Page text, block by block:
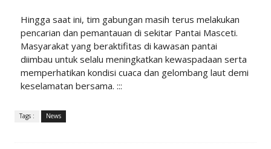
Hingga saat ini, tim gabungan masih terus melakukan
pencarian dan pemantauan di sekitar Pantai Masceti.
Masyarakat yang beraktifitas di kawasan pantai
diimbau untuk selalu meningkatkan kewaspadaan serta
memperhatikan kondisi cuaca dan gelombang laut demi
keselamatan bersama. :::
Tags : News